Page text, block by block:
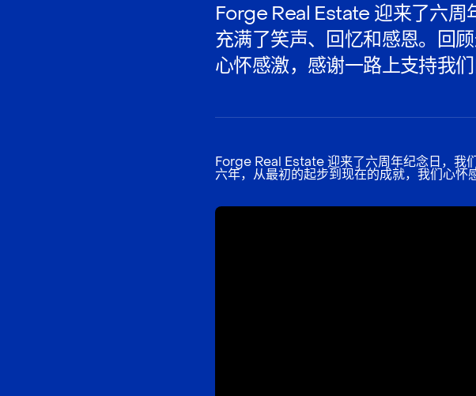
Forge Real Estate 迎来了六周
充满了笑声、回忆和感恩。回
心怀感激，感谢一路上支持我们
Forge Real Estate 迎来了六周年纪念日 ，我
六年，从最初的起步到现在的成就，我们心怀